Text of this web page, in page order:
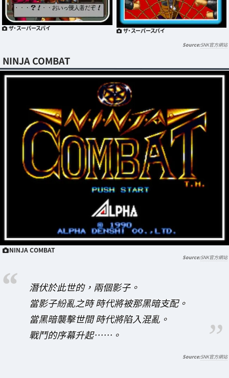
ザ・スーパースパイ ザ・スーパースパイ
SNK官方網站
NINJA COMBAT
NINJA COMBAT
SNK官方網站
潛伏於此世的，兩個影子。
當影子紛亂之時 時代將被那黑暗支配。
當黑暗襲擊世間 時代將陷入混亂。
戰鬥的序幕升起……。
SNK官方網站